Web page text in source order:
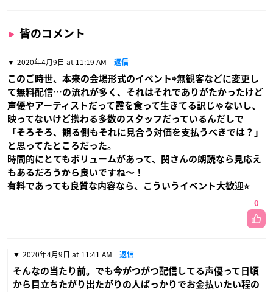
皆のコメント
2020年4月9日 at 11:19 AM 返信
このご時世、本来の会場形式のイベント⇨無観客などに変更し
て無料配信…の流れが多く、それはそれでありがたかったけど
声優やアーティストだって霞を食って生きてる訳じゃないし、
映ってないけど携わる多数のスタッフだっているんだしで
「そろそろ、観る側もそれに見合う対価を支払うべきでは？」
と思ってたところだった。
時間的にとてもボリュームがあって、関さんの朗読なら見応え
もあるだろうから良いですね〜！
有料であっても良質な内容なら、こういうイベント大歓迎⭐︎
0
2020年4月9日 at 11:41 AM 返信
そんなの当たり前。でも今がつがつ配信してる声優って日頃
から目立ちたがり出たがりの人ばっかりでお金払いたい程の